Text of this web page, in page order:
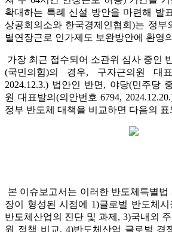
확대하는 특례 신설 방안을 마련해 발
상공회의소와 한국경제인협회)는 정부
별연장근로 인가제도 보완방안에 환영
가장 최근 접수되어 소관위 심사 중인
(국민의힘)의 경우, 구자근의원 대표
2024.12.3.) 법안인 반면, 야당(민주당
원 대표발의(의안번호 6794,
정부 반도체 대책을 비교하면 다음의 표
본 이슈보고서는 이러한 반도체특별법
장이 형성된 시점에 1)글로벌 반도체
반도체산업의 진단 및 과제, 3)국내외
원 정책 비교, 4)반도체산업 글로벌 경